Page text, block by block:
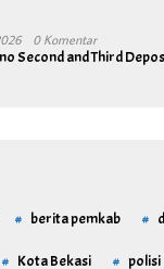
0 Komentar
Second and Third
berita pemkab
Kota Bekasi polisi